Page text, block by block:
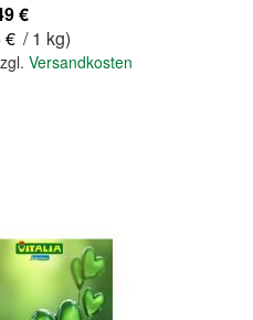
€
€ / 1 kg)
Versandkosten